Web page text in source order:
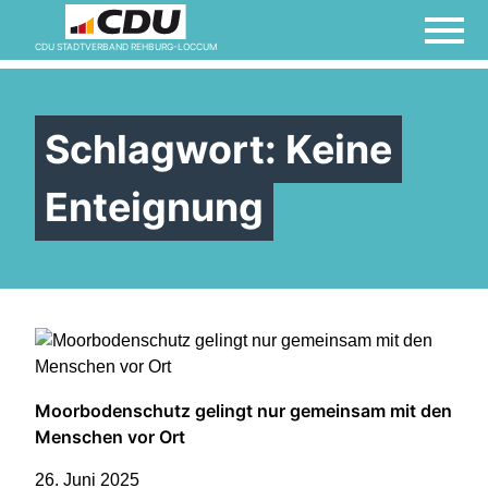
CDU STADTVERBAND REHBURG-LOCCUM
Demokratie lebt vom
Mitmachen! Jetzt Mitglied
werden!
Impressum
Links
Links
Mitglied werden
Schlagwort: Keine
Enteignung
Moorbodenschutz gelingt nur gemeinsam mit den
Menschen vor Ort
26. Juni 2025